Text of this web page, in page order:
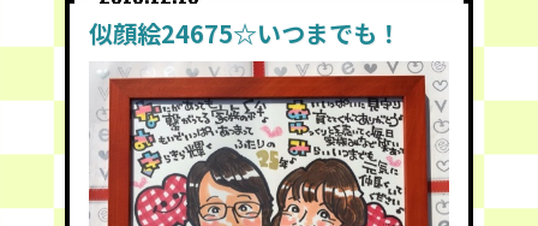
似顔絵24675☆いつまでも！